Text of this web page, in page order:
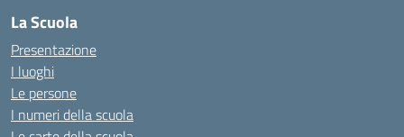
La Scuola
Presentazione
I luoghi
Le persone
I numeri della scuola